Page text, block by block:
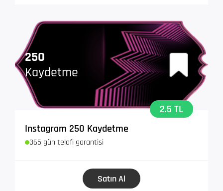
250
Kaydetme
2.5 TL
Instagram 250 Kaydetme
365 gün telafi garantisi
Satın Al